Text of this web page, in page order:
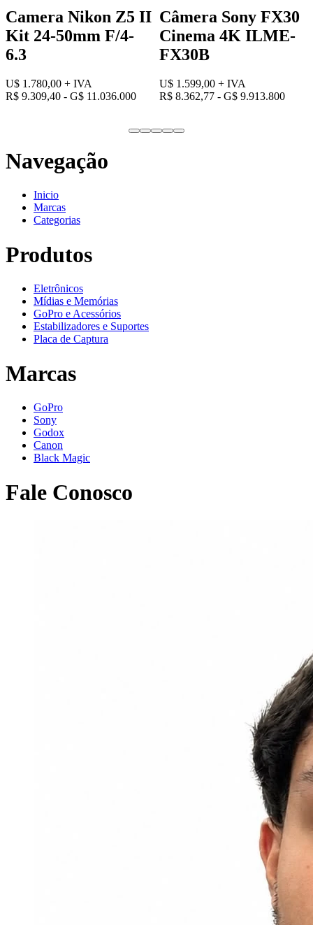
Camera Nikon Z5 II
Kit 24-50mm F/4-
6.3
U$ 1.780,00 + IVA
R$ 9.309,40 - G$ 11.036.000
Câmera Sony FX30
Cinema 4K ILME-
FX30B
U$ 1.599,00 + IVA
R$ 8.362,77 - G$ 9.913.800
Navegação
Inicio
Marcas
Categorias
Produtos
Eletrônicos
Mídias e Memórias
GoPro e Acessórios
Estabilizadores e Suportes
Placa de Captura
Marcas
GoPro
Sony
Godox
Canon
Black Magic
Fale Conosco